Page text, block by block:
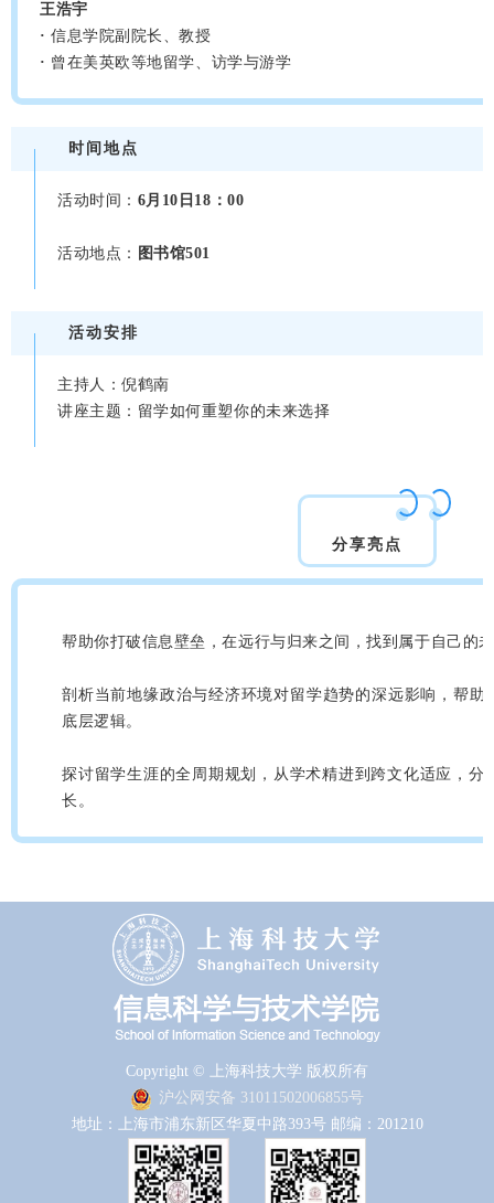
王浩宇
·信息学院副院长、教授
· 曾在美英欧等地留学、访学与游学
时间地点
活动时间： 6月10日18：00
活动地点： 图书馆501
活动安排
主持人：倪鹤南
讲座主题：留学如何重塑你的未来选择
分享亮点
帮助你打破信息壁垒，在远行与归来之间，找到属于自己的
剖析当前地缘政治与经济环境对留学趋势的深远影响，帮助
底层逻辑。
探讨留学生涯的全周期规划，从学术精进到跨文化适应，分
长。
Copyright © 上海科技大学 版权所有
沪公网安备 31011502006855号
地址：上海市浦东新区华夏中路393号 邮编：201210